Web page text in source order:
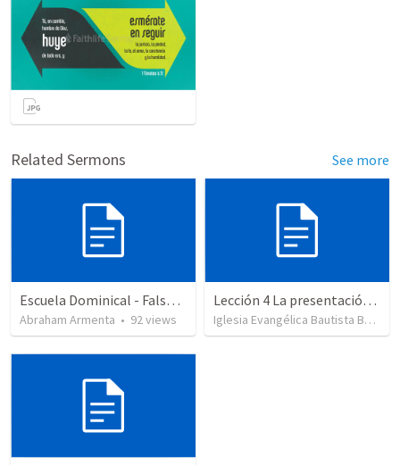
Related Sermons See more
Escuela Dominical - Falsos Maestros 4
Abraham Armenta • 92views
Lección 4 La presentación del evangelio, 3ª parte
Iglesia Evangélica Bautista Berea